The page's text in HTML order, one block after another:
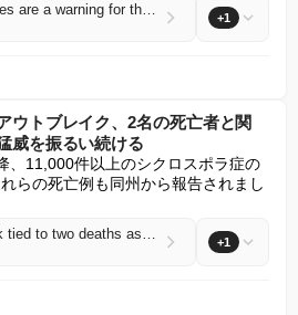
Washington’s wildfires are a warning for the entire U.S. +1
ウトブレイク、2名の死亡者と関
威を振るい続ける
、11,000件以上のシクロスポラ症の
らの死亡例も同州から報告されまし
Cyclospora outbreak tied to two deaths as parasite-borne illness continues to rage +1